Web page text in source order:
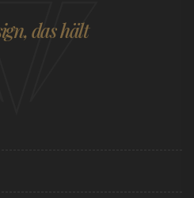
das hält